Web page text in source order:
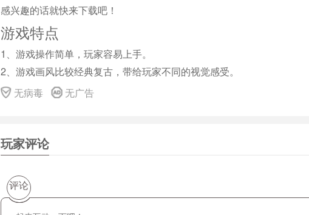
感兴趣的话就快来下载吧！
游戏特点
1、游戏操作简单，玩家容易上手。
2、游戏画风比较经典复古，带给玩家不同的视觉感受。
3、剧情丰富，游戏设置有不同难度的关卡模式。
游戏介绍
您的主板的特别武器。
战术任务和淘汰任务。
无病毒 无广告
玩家评论
评论